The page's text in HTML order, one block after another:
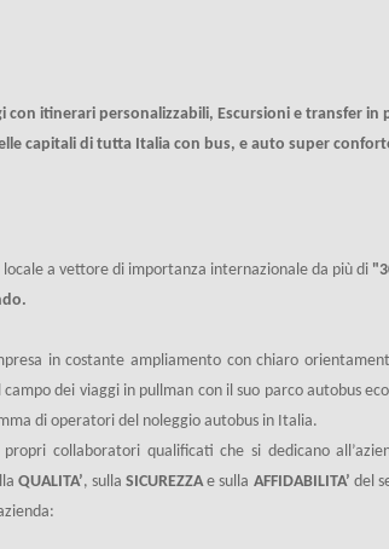
con itinerari personalizzabili, Escursioni e transfer in
capitali di tutta Italia con bus, e auto super
locale a vettore di importanza internazionale da più di
in costante ampliamento con chiaro
dei viaggi in pullman con il suo parco autobus
di operatori del noleggio autobus in Italia.
propri collaboratori qualificati che si dedicano
QUALITA’, sullaSICUREZZAe sulla AFFIDABILITA’ del